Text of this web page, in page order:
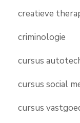
creatieve
criminologie
cursus
cursus social
cursus